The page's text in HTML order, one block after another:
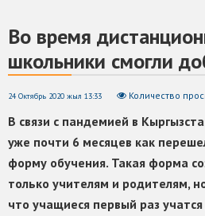
Во время
школьники смогли
24 Октябрь 2020 жыл 13:33 Количество
В связи с пандемией в
уже почти 6 месяцев как
форму обучения. Такая форма
только учителям и родителям,
что учащиеся первый раз